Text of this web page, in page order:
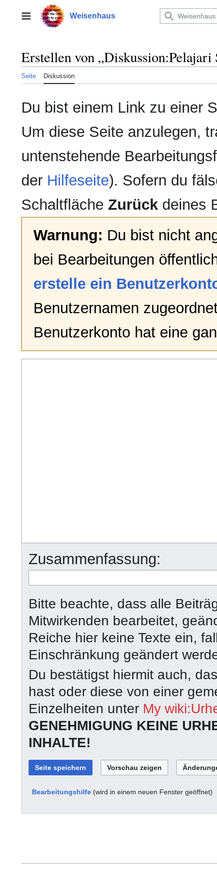
springenHauptmenü Weisenhaus
Erstellen von „
Seite Diskussion
Du bist einem Link zu einer
Um diese Seite anzulegen,
untenstehende
der Hilfeseite). Sofern du
Schaltfläche Zurück deines
Warnung: Du bist nicht
bei Bearbeitungen
erstelle ein
Benutzernamen
Benutzerkonto hat eine
Zusammenfassung:
Bitte beachte, dass alle
Mitwirkenden bearbeitet,
Reiche hier keine Texte ein,
Einschränkung geändert
Du bestätigst hiermit auch,
hast oder diese von einer
Einzelheiten unter My
GENEHMIGUNG KEINE
INHALTE!
Bearbeitungshilfe (wird in einem neuen Fenster geöffnet)